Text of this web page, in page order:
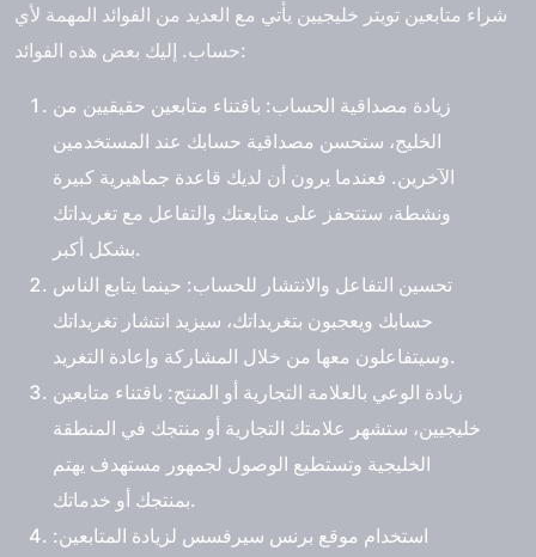
شراء متابعين تويتر خليجيين يأتي مع العديد من الفوائد المهمة لأي
حساب. إليك بعض هذه الفوائد:
زيادة مصداقية الحساب: باقتناء متابعين حقيقيين من
الخليج، ستحسن مصداقية حسابك عند المستخدمين
الآخرين. فعندما يرون أن لديك قاعدة جماهيرية كبيرة
ونشطة، ستتحفز على متابعتك والتفاعل مع تغريداتك
بشكل أكبر.
تحسين التفاعل والانتشار للحساب: حينما يتابع الناس
حسابك ويعجبون بتغريداتك، سيزيد انتشار تغريداتك
وسيتفاعلون معها من خلال المشاركة وإعادة التغريد.
زيادة الوعي بالعلامة التجارية أو المنتج: باقتناء متابعين
خليجيين، ستشهر علامتك التجارية أو منتجك في المنطقة
الخليجية وتستطيع الوصول لجمهور مستهدف يهتم
بمنتجك أو خدماتك.
استخدام موقع برنس سيرفسس لزيادة المتابعين: